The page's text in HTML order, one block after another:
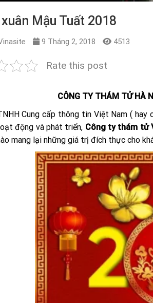
Mậu Tuất 2018
9 Tháng 2, 2018 4513
Rate this post
CÔNG TY THÁM TỬ HÀ
Cung cấp thông tin Việt Nam ( hay
động và phát triển, Công ty thám tử
mang lại những giá trị đích thực cho